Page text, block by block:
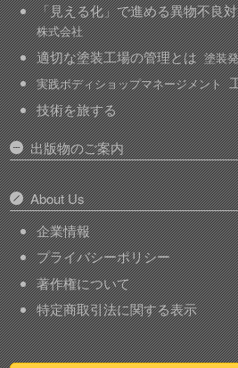
「見える化」で進める異物不良
株式会社
適切な塗装工場の管理とは 塗装
実践ボディショップマネージメント
技術を旅する
出版物のご案内
About Us
企業情報
プライバシーポリシー
著作権について
特定商取引法に関する表示